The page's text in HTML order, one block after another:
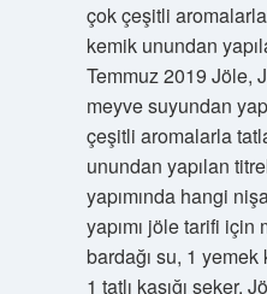
çok çeşitli
kemik unundan
Temmuz 2019 Jöle,
meyve suyundan
çeşitli aromalarla
unundan yapılan
yapımında hangi
yapımı jöle tarifi için
bardağı su, 1 yemek
1 tatlı kaşığı şeker.